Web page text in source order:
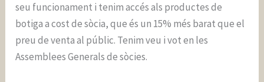
seu funcionament i tenim accés als productes de
botiga a cost de sòcia, que és un 15% més barat que el
preu de venta al públic. Tenim veu i vot en les
Assemblees Generals de sòcies.